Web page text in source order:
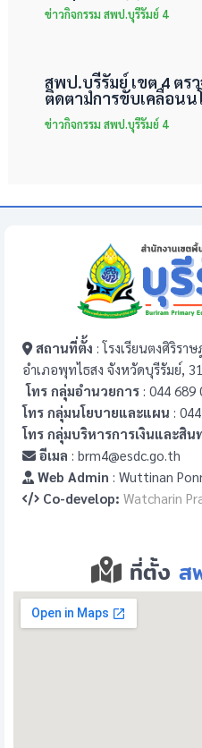
ข่าวกิจกรรม สพป.บุรีรัมย์ 4
สพป.บุรีรัมย์ เขต 4 ตรว
ติดตามการขับเคลื่อน
ข่าวกิจกรรม สพป.บุรีรัมย์ 4
สถานที่ตั้ง : โรงเรียนตงศิริร
อำเภอพุทไธสง จังหวัดบุรีรัมย์,
โทร กลุ่มอำนวยการ : 044 689
โทร กลุ่มนโยบายและแผน :
โทร กลุ่มบริหารการเงินและสิน
อีเมล : brm4@esdc.go.th
Web Admin : Wuttinan
Co-develop: Watcharin
ที่ตั้ง ส